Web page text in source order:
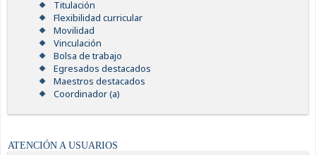
Titulación
Flexibilidad curricular
Movilidad
Vinculación
Bolsa de trabajo
Egresados destacados
Maestros destacados
Coordinador (a)
ATENCIÓN A USUARIOS